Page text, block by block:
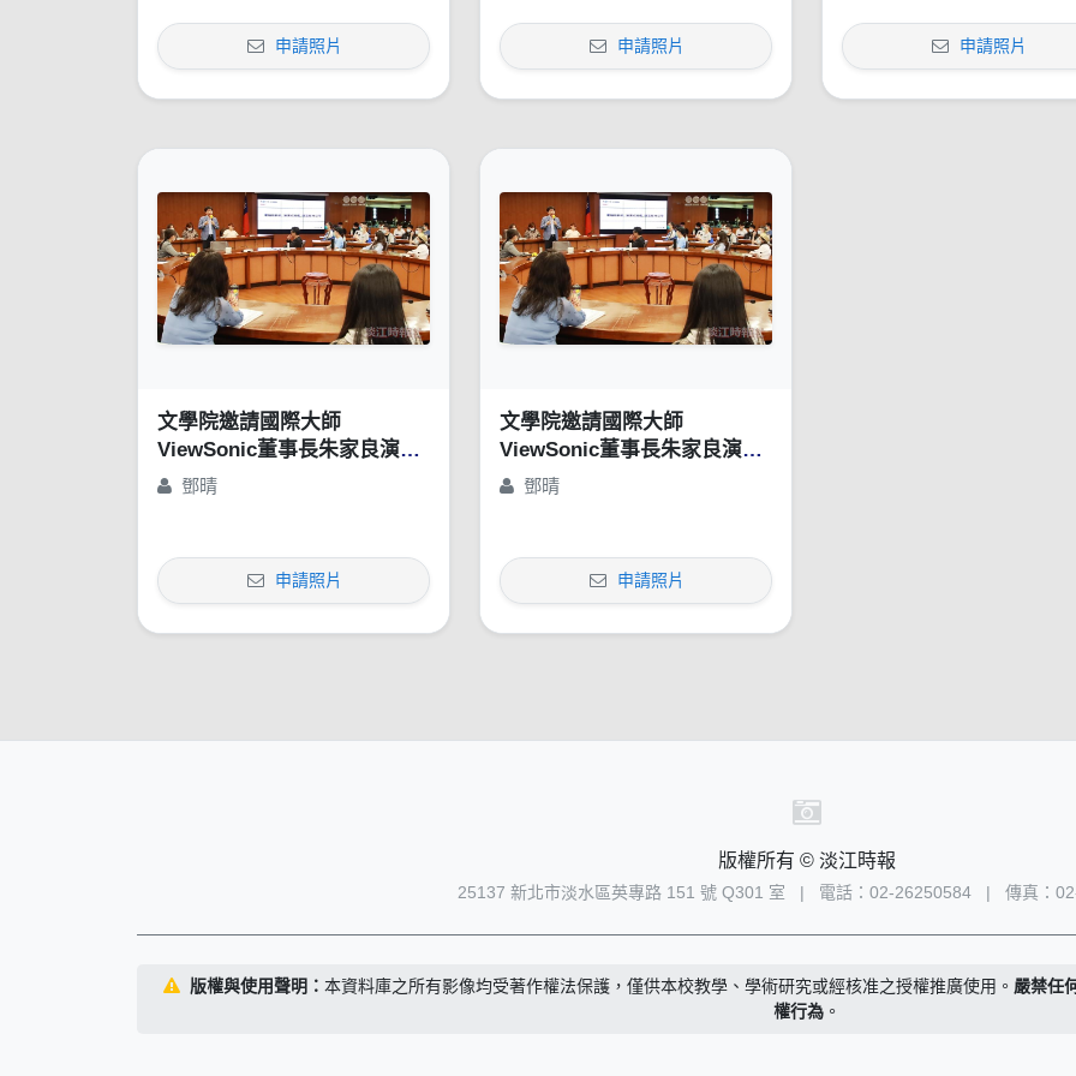
申請照片 申請照片 申請照片
文學院邀請國際大師
ViewSonic董事長朱家良演講
「苦幹、實幹，還得用對方
鄧晴
申請照片
文學院邀請國際大師
ViewSonic董事長朱家良演講
「苦幹、實幹，還得用對方
鄧晴
申請照片
版權所有 © 淡江時報
25137 新北市淡水區英專路 151 號 Q301 室 | 電話：02-26250584 | 傳真：
版權與使用聲明： 本資料庫之所有影像均受著作權法保護，僅供本校教學、學術研究或經核准之授權推廣使用。 嚴禁任
權行為 。